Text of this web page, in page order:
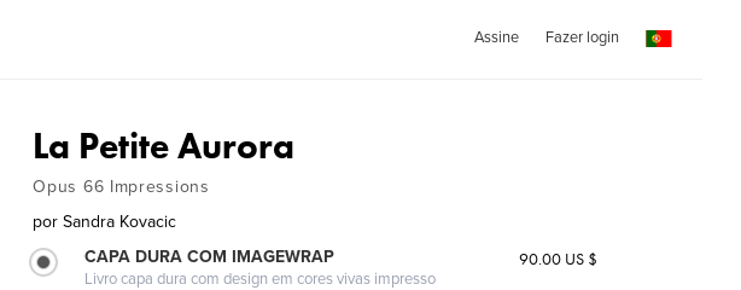
Assine Fazer login
La Petite Aurora
Opus 66 Impressions
por Sandra Kovacic
CAPA DURA COM IMAGEWRAP
Livro capa dura com design em cores vivas impresso
90.00 US $